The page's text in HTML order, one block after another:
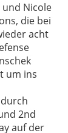
und Nicole
die bei
acht
um ins
2nd
auf der